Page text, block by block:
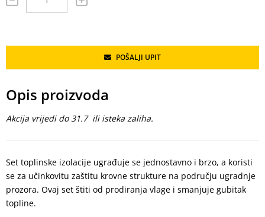
POŠALJI UPIT
Opis proizvoda
Akcija vrijedi do 31.7 ili isteka zaliha.
Set toplinske izolacije ugrađuje se jednostavno i brzo, a koristi
se za učinkovitu zaštitu krovne strukture na području ugradnje
prozora. Ovaj set štiti od prodiranja vlage i smanjuje gubitak
topline.